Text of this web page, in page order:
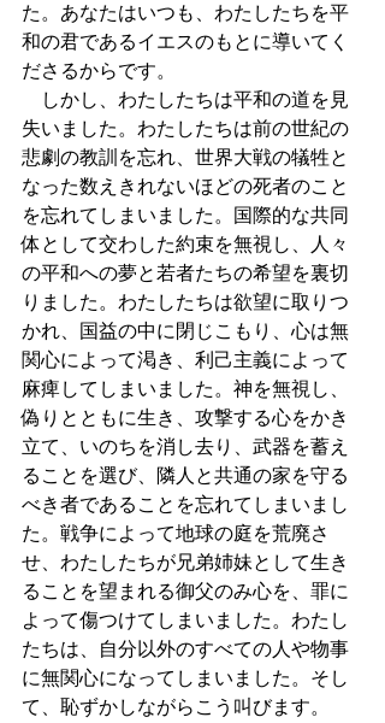
た。あなたはいつも、わたしたちを平
和の君であるイエスのもとに導いてく
ださるからです。
しかし、わたしたちは平和の道を見
失いました。わたしたちは前の世紀の
悲劇の教訓を忘れ、世界大戦の犠牲と
なった数えきれないほどの死者のこと
を忘れてしまいました。国際的な共同
体として交わした約束を無視し、人々
の平和への夢と若者たちの希望を裏切
りました。わたしたちは欲望に取りつ
かれ、国益の中に閉じこもり、心は無
関心によって渇き、利己主義によって
麻痺してしまいました。神を無視し、
偽りとともに生き、攻撃する心をかき
立て、いのちを消し去り、武器を蓄え
ることを選び、隣人と共通の家を守る
べき者であることを忘れてしまいまし
た。戦争によって地球の庭を荒廃さ
せ、わたしたちが兄弟姉妹として生き
ることを望まれる御父のみ心を、罪に
よって傷つけてしまいました。わたし
たちは、自分以外のすべての人や物事
に無関心になってしまいました。そし
て、恥ずかしながらこう叫びます。